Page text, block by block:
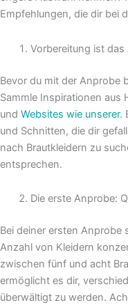
Empfehlungen, die dir bei
Vorbereitung ist das
Bevor du mit der Anprobe
Sammle Inspirationen aus
und Websites wie unserer.
und Schnitten, die dir
nach Brautkleidern zu
entsprechen.
Die erste Anprobe:
Bei deiner ersten Anprobe
Anzahl von Kleidern
zwischen fünf und acht
ermöglicht es dir,
überwältigt zu werden.